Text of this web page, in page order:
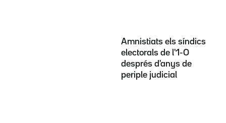
Amnistiats els síndics
electorals de l'1-O
després d'anys de
periple judicial